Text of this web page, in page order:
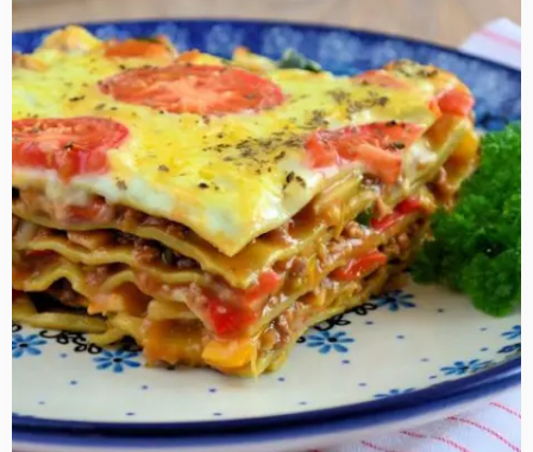
groente
lasagne